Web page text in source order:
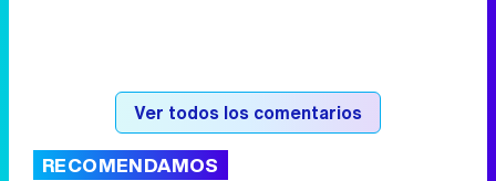
Ver todos los comentarios
RECOMENDAMOS